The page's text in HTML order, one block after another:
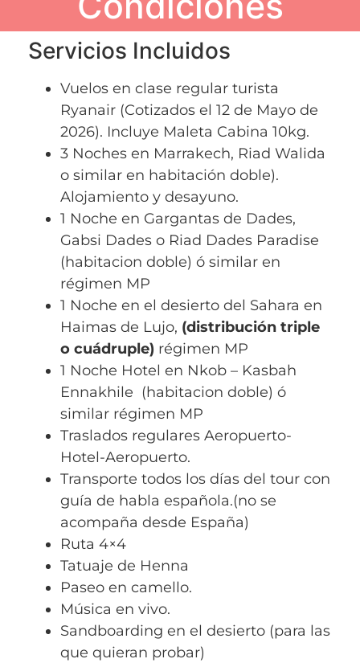
Servicios Incluidos
Vuelos en clase regular turista
Ryanair (Cotizados el 12 de Mayo de
2026). Incluye Maleta Cabina 10kg.
3 Noches en Marrakech, Riad Walida
o similar en habitación doble).
Alojamiento y desayuno.
1 Noche en Gargantas de Dades,
Gabsi Dades o Riad Dades Paradise
(habitacion doble) ó similar en
régimen MP
1 Noche en el desierto del Sahara en
Haimas de Lujo, (distribución triple
o cuádruple) régimen MP
1 Noche Hotel en Nkob – Kasbah
Ennakhile (habitacion doble) ó
similar régimen MP
Traslados regulares Aeropuerto-
Hotel-Aeropuerto.
Transporte todos los días del tour con
guía de habla española.(no se
acompaña desde España)
Ruta 4×4
Tatuaje de Henna
Paseo en camello.
Música en vivo.
Sandboarding en el desierto (para las
que quieran probar)